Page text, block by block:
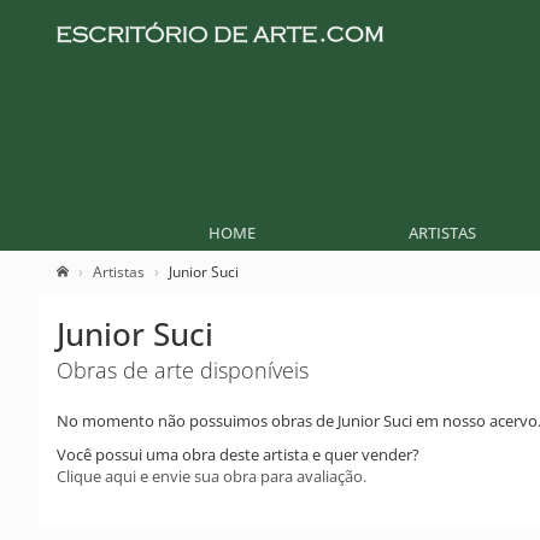
HOME ARTISTAS
Artistas Junior Suci
Junior Suci
Obras de arte disponíveis
No momento não possuimos obras de Junior Suci em nosso acervo.
Você possui uma obra deste artista e quer vender?
Clique aqui e envie sua obra para avaliação.